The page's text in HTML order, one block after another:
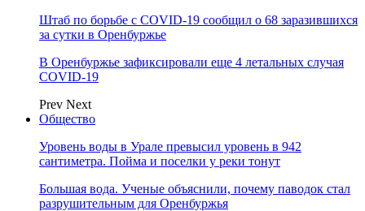
Штаб по борьбе с СOVID-19 сообщил о 68 заразившихся
за сутки в Оренбуржье
В Оренбуржье зафиксировали еще 4 летальных случая
COVID-19
Prev Next
Общество
Уровень воды в Урале превысил уровень в 942
сантиметра. Пойма и поселки у реки тонут
Большая вода. Ученые объяснили, почему паводок стал
разрушительным для Оренбуржья